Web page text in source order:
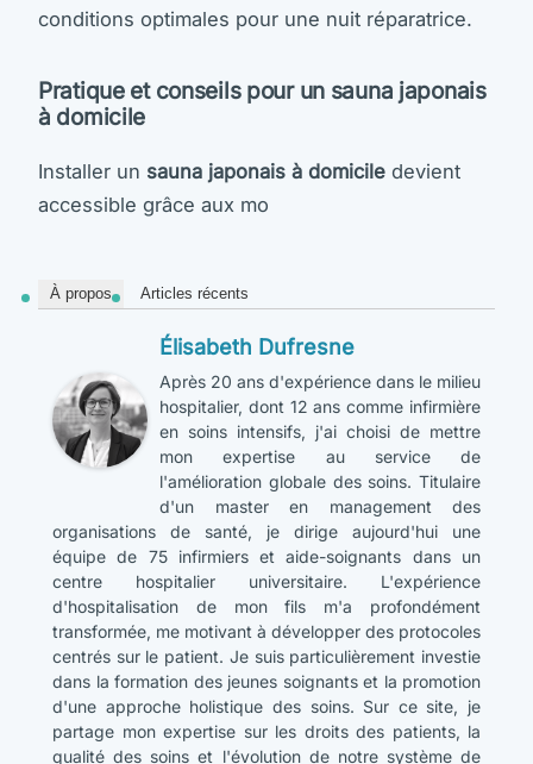
conditions optimales pour une nuit réparatrice.
Pratique et conseils pour un sauna japonais
à domicile
Installer un sauna japonais à domicile devient
accessible grâce aux mo
À propos Articles récents
Élisabeth Dufresne
Après 20 ans d'expérience dans le milieu
hospitalier, dont 12 ans comme infirmière
en soins intensifs, j'ai choisi de mettre
mon expertise au service de
l'amélioration globale des soins. Titulaire
d'un master en management des
organisations de santé, je dirige aujourd'hui une
équipe de 75 infirmiers et aide-soignants dans un
centre hospitalier universitaire. L'expérience
d'hospitalisation de mon fils m'a profondément
transformée, me motivant à développer des protocoles
centrés sur le patient. Je suis particulièrement investie
dans la formation des jeunes soignants et la promotion
d'une approche holistique des soins. Sur ce site, je
partage mon expertise sur les droits des patients, la
qualité des soins et l'évolution de notre système de